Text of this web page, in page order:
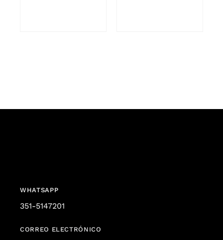
WHATSAPP
351-5147201
CORREO ELECTRÓNICO